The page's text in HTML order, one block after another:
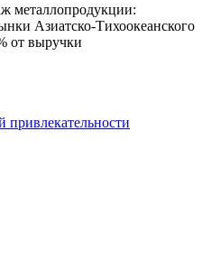
металлопродукции:
Азиатско-Тихоокеанского
от выручки